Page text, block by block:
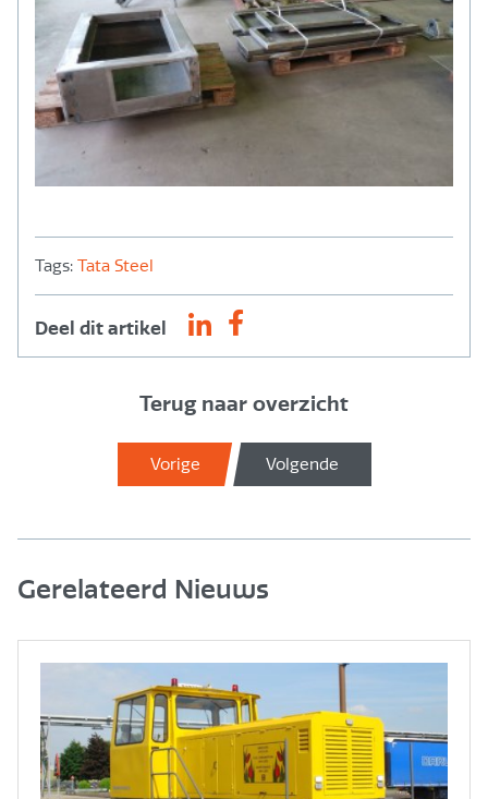
Tags: Tata Steel
Deel dit artikel
Vorige
Terug naar overzicht
Volgende
Gerelateerd Nieuws